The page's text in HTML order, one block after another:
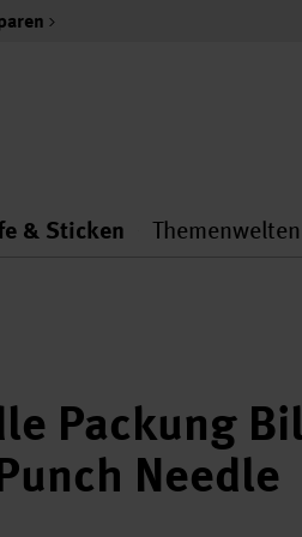
general.openMenu
general.openMenu
& Sticken
Stoffe &
Themenwelten
Packung
Needle